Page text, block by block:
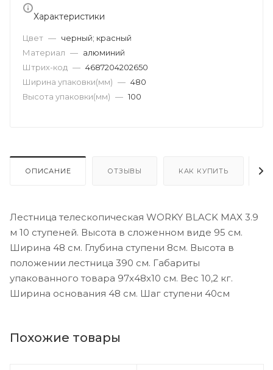
Характеристики
Цвет — черный; красный
Материал — алюминий
Штрих-код — 4687204202650
Ширина упаковки(мм) — 480
Высота упаковки(мм) — 100
ОПИСАНИЕ ОТЗЫВЫ КАК КУПИТЬ
Лестница телескопическая WORKY BLACK MAX 3.9
м 10 ступеней. Высота в сложенном виде 95 см.
Ширина 48 см. Глубина ступени 8см. Высота в
положении лестница 390 см. Габариты
упакованного товара 97х48х10 см. Вес 10,2 кг.
Ширина основания 48 см. Шаг ступени 40см
Похожие товары